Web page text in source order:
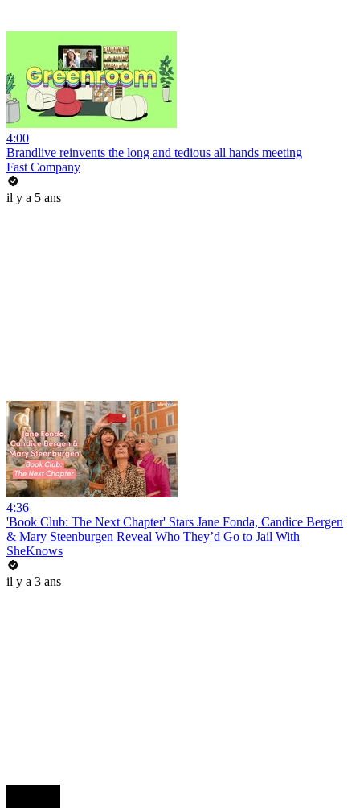
4:00
Brandlive reinvents the long and tedious all hands meeting
Fast Company
il y a 5 ans
4:36
'Book Club: The Next Chapter' Stars Jane Fonda, Candice Bergen
& Mary Steenburgen Reveal Who They’d Go to Jail With
SheKnows
il y a 3 ans